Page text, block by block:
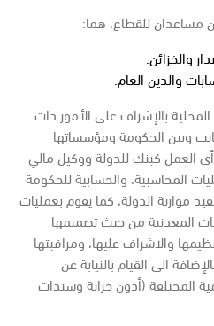
مساعدان للقطاع، هما:
والخزائن.
والدين العام.
بالإشراف على الأمور ذات
وبين الحكومة ومؤسساتها
أي العمل كبنك للدولة ووكيل مالي
المحاسبية، والحسابية للحكومة
موازنة الدولة، كما يقوم بعمليات
المعدنية من حيث تصميمها
والاشراف عليها، ومراقبتها
الى القيام بالنيابة عن
المختلفة (أذون خزانة وسندات